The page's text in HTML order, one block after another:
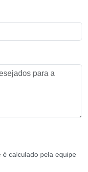
calculado pela equipe